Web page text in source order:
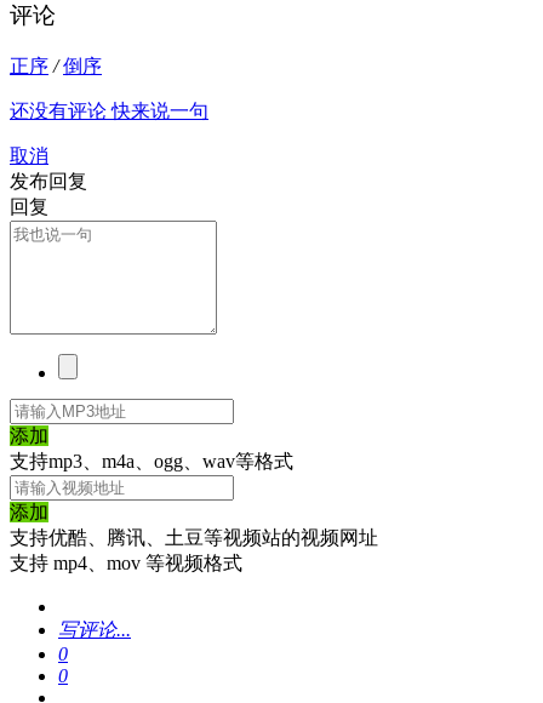
评论
正序 / 倒序
还没有评论 快来说一句
取消
发布回复
回复
添加
支持mp3、m4a、ogg、wav等格式
添加
支持优酷、腾讯、土豆等视频站的视频网址
支持 mp4、mov 等视频格式
写评论...
0
0